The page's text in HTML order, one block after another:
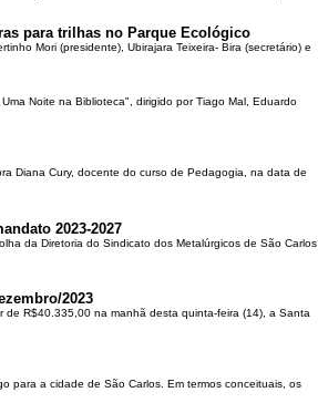
para trilhas no Parque Ecológico
Mori (presidente), Ubirajara Teixeira- Bira (secretário) e
Noite na Biblioteca", dirigido por Tiago Mal, Eduardo
Diana Cury, docente do curso de Pedagogia, na data de
2023-2027
da Diretoria do Sindicato dos Metalúrgicos de São Carlos
2023
de R$40.335,00 na manhã desta quinta-feira (14), a Santa
para a cidade de São Carlos. Em termos conceituais, os